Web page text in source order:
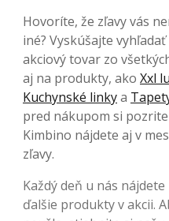
Hovoríte, že zľavy vás
iné? Vyskúšajte
akciový tovar zo
aj na produkty, ako Xxl
Kuchynské linkya
pred nákupom si
Kimbino nájdete aj v
zľavy.
Každý deň u nás
ďalšie produkty v akcii.